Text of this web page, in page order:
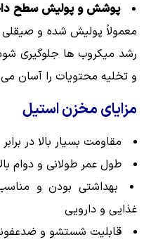
پوشش و پولیش سطح
معمولاً پولیش شده و
رشد میکروب ها جلوگیری
و تخلیه محتویات را آسان
مزایای مخزن استیل
مقاومت بسیار بالا در
طول عمر طولانی و دوام
بهداشتی بودن و
غذایی و دارویی
قابلیت شستشو و